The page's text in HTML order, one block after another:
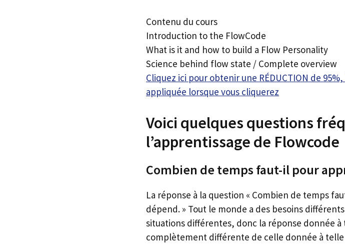
Contenu du cours
Introduction to the FlowCode
What is it and how to build a Flow Personality
Science behind flow state / Complete overview
Cliquez ici pour obtenir une RÉDUCTION de
appliquée lorsque vous cliquerez
Voici quelques questions
l’apprentissage de Flowcode
Combien de temps faut-il pour
La réponse à la question « Combien de temps
dépend. » Tout le monde a des besoins
situations différentes, donc la réponse donnée
complètement différente de celle donnée à